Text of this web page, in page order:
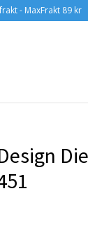
- MaxFrakt 89 kr